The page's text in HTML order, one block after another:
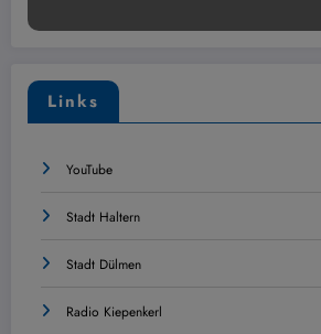
Links
YouTube
Stadt Haltern
Stadt Dülmen
Radio Kiepenkerl